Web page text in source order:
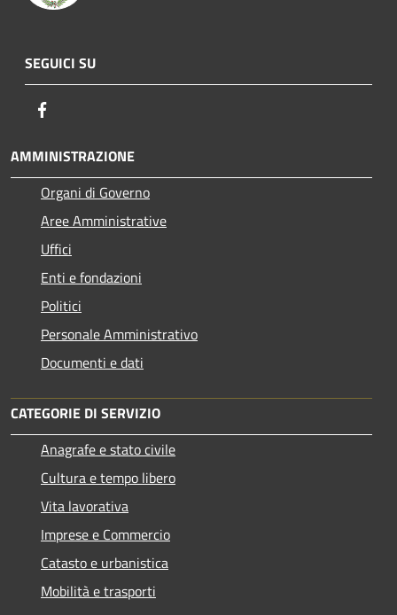
SEGUICI SU
AMMINISTRAZIONE
Organi di Governo
Aree Amministrative
Uffici
Enti e fondazioni
Politici
Personale Amministrativo
Documenti e dati
CATEGORIE DI SERVIZIO
Anagrafe e stato civile
Cultura e tempo libero
Vita lavorativa
Imprese e Commercio
Catasto e urbanistica
Mobilità e trasporti